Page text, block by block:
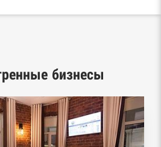
Росалкоголь,
Роскомнадзор,
Росприроднадзор,
бизнесы